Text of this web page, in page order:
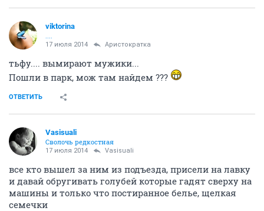
viktorina
17 июля 2014 Аристократка
тьфу.... вымирают мужики...
Пошли в парк, мож там найдем ???
ОТВЕТИТЬ
Vasisuali
Сволочь редкостная
17 июля 2014 Vasisuali
все кто вышел за ним из подъезда, присели на лавку
и давай обругивать голубей которые гадят сверху на
машины и только что постиранное белье, щелкая
семечки